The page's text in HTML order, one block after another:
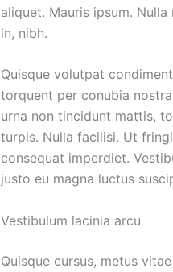
aliquet. Mauris ipsum.
in, nibh.
Quisque volutpat
torquent per conubia
urna non tincidunt mattis,
turpis. Nulla facilisi. Ut
consequat imperdiet.
justo eu magna luctus
Vestibulum lacinia arcu
Quisque cursus, metus